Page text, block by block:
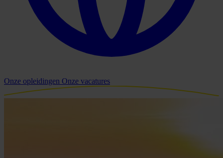
Onze opleidingen Onze vacatures